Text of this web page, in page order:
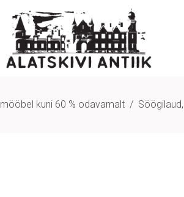
mööbel kuni 60 % odavamalt/